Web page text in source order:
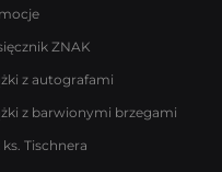
ZNAK
z autografami
z barwionymi brzegami
ks. Tischnera